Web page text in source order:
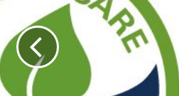
ه
ي
"